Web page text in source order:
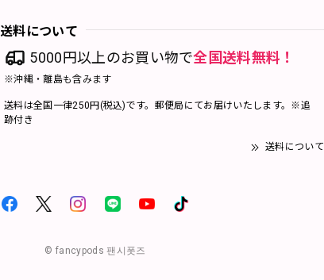
送料について
5000円以上のお買い物で全国送料無料！
※沖縄・離島も含みます
送料は全国一律250円(税込)です。郵便局にてお届けいたします。※追
跡付き
送料について
© fancypods 팬시폿즈